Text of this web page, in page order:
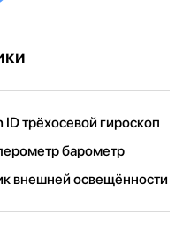
ID трёхосевой гироскоп
барометр
внешней освещённости